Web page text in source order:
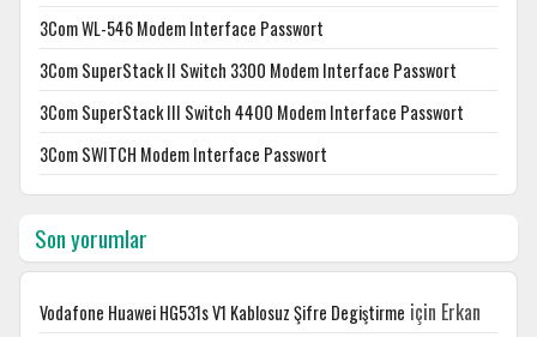
3Com WL-546 Modem Interface Passwort
3Com SuperStack II Switch 3300 Modem Interface Passwort
3Com SuperStack III Switch 4400 Modem Interface Passwort
3Com SWITCH Modem Interface Passwort
Son yorumlar
Vodafone Huawei HG531s V1 Kablosuz Şifre Degiştirme için Erkan